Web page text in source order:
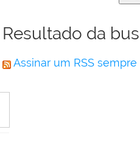
Resultado da
Assinar um RSS